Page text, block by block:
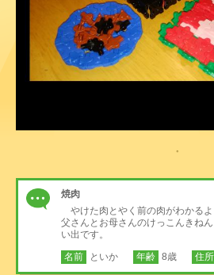
焼肉
やけた肉とやく前の肉がわかる
父さんとお母さんのけっこんきね
い出です。
名前
といか 年齢 8歳 住所